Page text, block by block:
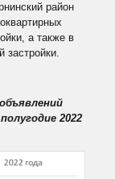
район
а также в
застройки.
2022